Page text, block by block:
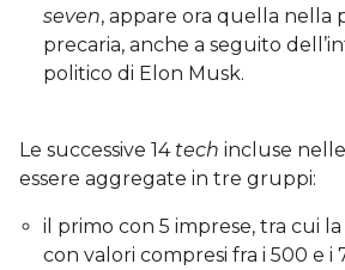
seven, appare ora quella nella
precaria, anche a seguito
politico di Elon Musk.
Le successive 14 tech incluse
essere aggregate in tre gruppi:
il primo con 5 imprese, tra cui
con valori compresi fra i 500 e i